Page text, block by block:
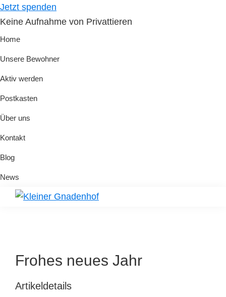
Skip
to
primary
Skip
to
main
Jetzt spenden
Keine Aufnahme von Privattieren
Home
Unsere Bewohner
Aktiv werden
Postkasten
Über uns
Kontakt
Blog
News
Frohes neues Jahr
Artikeldetails